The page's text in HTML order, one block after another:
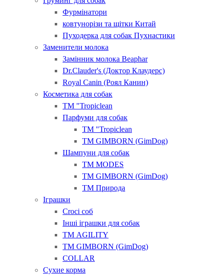
Фурмінатори
ковтунорізи та щітки Китай
Пуходерка для собак Пухнастики
Заменители молока
Замінник молока Beaphar
Dr.Clauder's (Доктор Клаудерс)
Royal Canin (Роял Канин)
Косметика для собак
ТМ "Tropiclean
Парфуми для собак
ТМ "Tropiclean
ТМ GIMBORN (GimDog)
Шампуни для собак
ТМ MODES
ТМ GIMBORN (GimDog)
ТМ Природа
Іграшки
Croci соб
Інші іграшки для собак
ТМ AGILITY
ТМ GIMBORN (GimDog)
COLLAR
Сухие корма